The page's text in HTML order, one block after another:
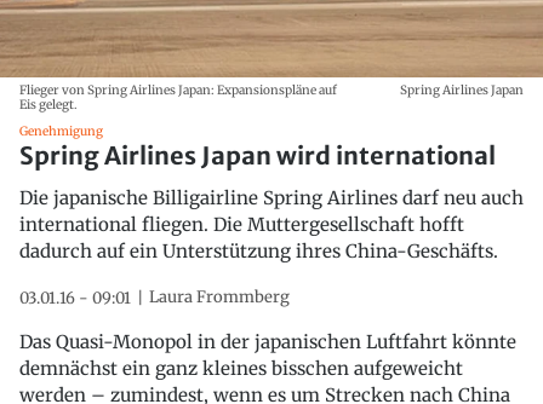
Flieger von Spring Airlines Japan: Expansionspläne auf
Eis gelegt.
Spring Airlines Japan
Genehmigung
Spring Airlines Japan wird international
Die japanische Billigairline Spring Airlines darf neu auch
international fliegen. Die Muttergesellschaft hofft
dadurch auf ein Unterstützung ihres China-Geschäfts.
03.01.16 - 09:01 Laura Frommberg
Das Quasi-Monopol in der japanischen Luftfahrt könnte
demnächst ein ganz kleines bisschen aufgeweicht
werden – zumindest, wenn es um Strecken nach China